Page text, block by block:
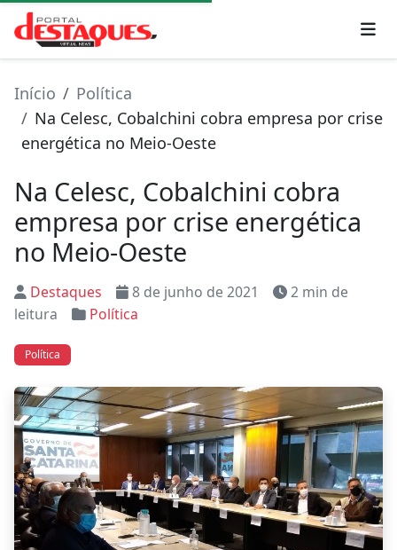
Início
Política
Na Celesc, Cobalchini cobra empresa por crise
energética no Meio-Oeste
Na Celesc, Cobalchini cobra
empresa por crise energética
no Meio-Oeste
Destaques 8 de junho de 2021
2 min de
leitura
Política
Política